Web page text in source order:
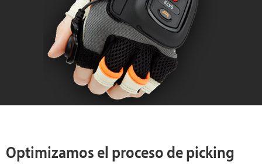
Optimizamos el proceso de picking